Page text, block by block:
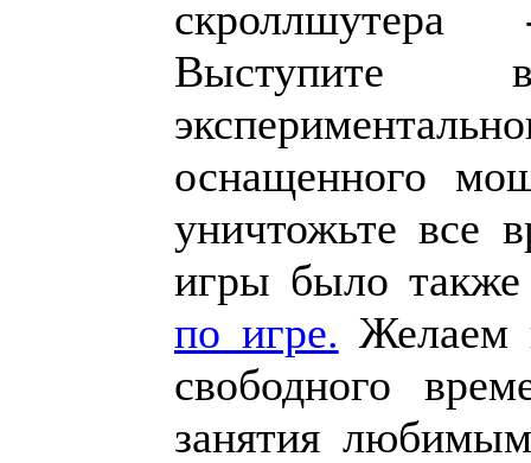
оснащенного
уничтожьте все
игры было
по игре. Желаем
свободного
занятия